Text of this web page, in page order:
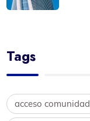
Tags
acceso comunidad